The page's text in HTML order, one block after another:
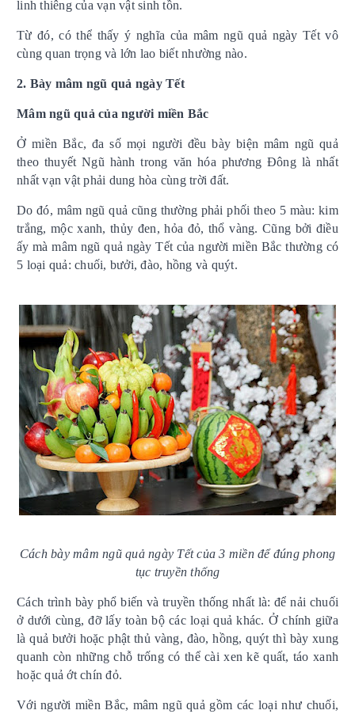
linh thiêng của vạn vật sinh tồn.
Từ đó, có thể thấy ý nghĩa của mâm ngũ quả ngày Tết vô
cùng quan trọng và lớn lao biết nhường nào.
2. Bày mâm ngũ quả ngày Tết
Mâm ngũ quả của người miền Bắc
Ở miền Bắc, đa số mọi người đều bày biện mâm ngũ quả
theo thuyết Ngũ hành trong văn hóa phương Đông là nhất
nhất vạn vật phải dung hòa cùng trời đất.
Do đó, mâm ngũ quả cũng thường phải phối theo 5 màu: kim
trắng, mộc xanh, thủy đen, hỏa đỏ, thổ vàng. Cũng bởi điều
ấy mà mâm ngũ quả ngày Tết của người miền Bắc thường có
5 loại quả: chuối, bưởi, đào, hồng và quýt.
Cách bày mâm ngũ quả ngày Tết của 3 miền để đúng phong
tục truyền thống
Cách trình bày phổ biến và truyền thống nhất là: để nải chuối
ở dưới cùng, đỡ lấy toàn bộ các loại quả khác. Ở chính giữa
là quả bưởi hoặc phật thủ vàng, đào, hồng, quýt thì bày xung
quanh còn những chỗ trống có thể cài xen kẽ quất, táo xanh
hoặc quả ớt chín đỏ.
Với người miền Bắc, mâm ngũ quả gồm các loại như chuối,